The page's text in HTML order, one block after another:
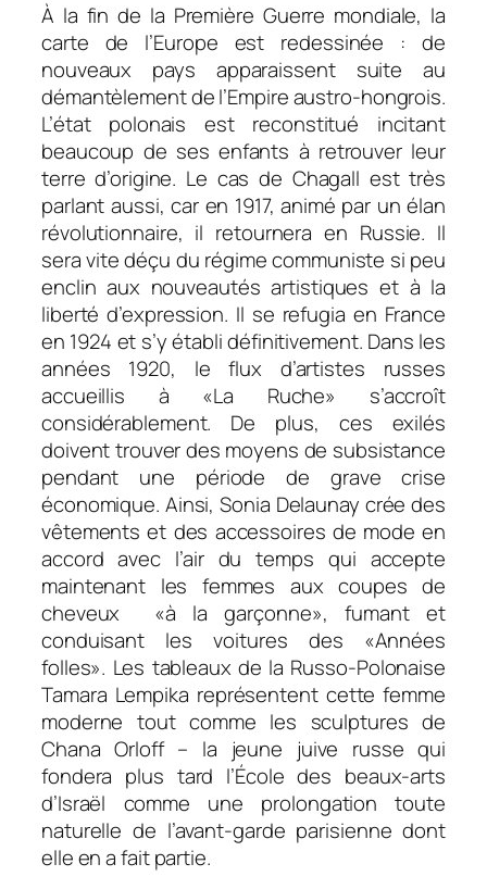
À la fin de la Première Guerre mondiale, la
carte de l’Europe est redessinée : de
nouveaux pays apparaissent suite au
démantèlement de l’Empire austro-hongrois.
L’état polonais est reconstitué incitant
beaucoup de ses enfants à retrouver leur
terre d’origine. Le cas de Chagall est très
parlant aussi, car en 1917, animé par un élan
révolutionnaire, il retournera en Russie. Il
sera vite déçu du régime communiste si peu
enclin aux nouveautés artistiques et à la
liberté d’expression. Il se refugia en France
en 1924 et s’y établi définitivement. Dans les
années 1920, le flux d’artistes russes
accueillis à «La Ruche» s’accroît
considérablement. De plus, ces exilés
doivent trouver des moyens de subsistance
pendant une période de grave crise
économique. Ainsi, Sonia Delaunay crée des
vêtements et des accessoires de mode en
accord avec l’air du temps qui accepte
maintenant les femmes aux coupes de
cheveux «à la garçonne», fumant et
conduisant les voitures des «Années
folles». Les tableaux de la Russo-Polonaise
Tamara Lempika représentent cette femme
moderne tout comme les sculptures de
Chana Orloff – la jeune juive russe qui
fondera plus tard l’École des beaux-arts
d’Israël comme une prolongation toute
naturelle de l’avant-garde parisienne dont
elle en a fait partie.